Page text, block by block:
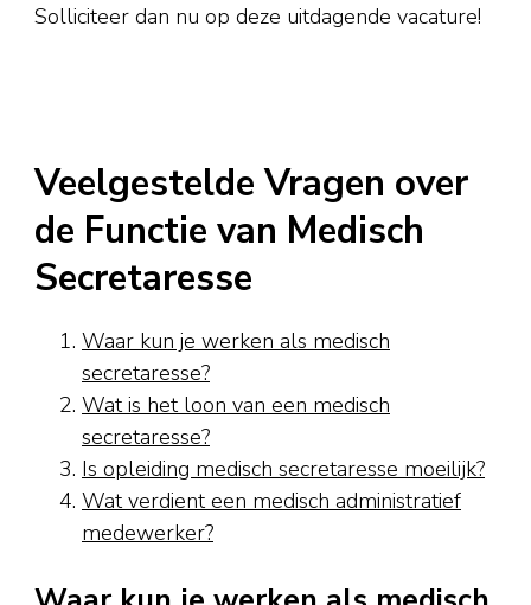
Solliciteer dan nu op deze uitdagende vacature!
Veelgestelde Vragen over
de Functie van Medisch
Secretaresse
Waar kun je werken als medisch
secretaresse?
Wat is het loon van een medisch
secretaresse?
Is opleiding medisch secretaresse moeilijk?
Wat verdient een medisch administratief
medewerker?